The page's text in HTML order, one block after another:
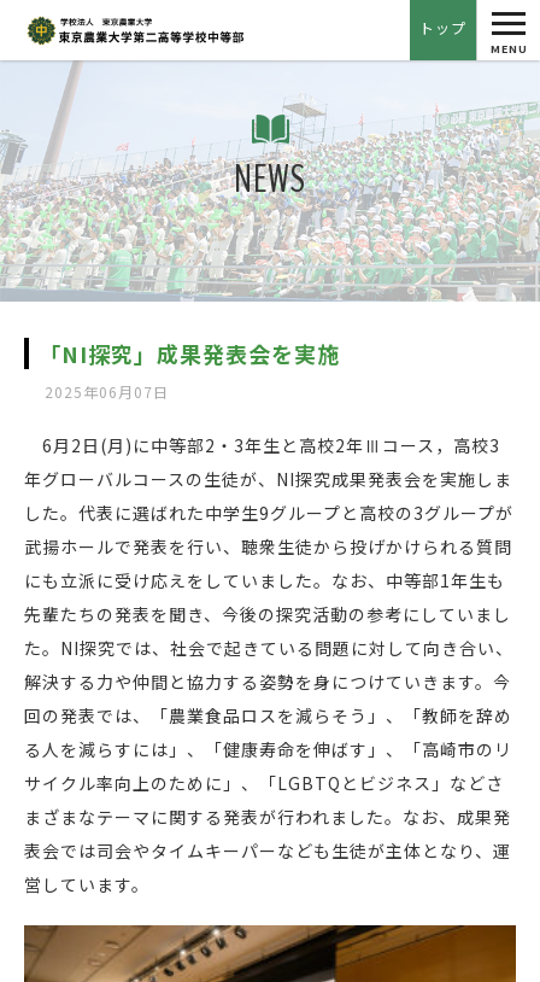
トップ
MENU
NEWS
「NI探究」成果発表会を実施
2025年06月07日
6月2日(月)に中等部2・3年生と高校2年Ⅲコース，高校3
年グローバルコースの生徒が、NI探究成果発表会を実施しま
した。代表に選ばれた中学生9グループと高校の3グループが
武揚ホールで発表を行い、聴衆生徒から投げかけられる質問
にも立派に受け応えをしていました。なお、中等部1年生も
先輩たちの発表を聞き、今後の探究活動の参考にしていまし
た。NI探究では、社会で起きている問題に対して向き合い、
解決する力や仲間と協力する姿勢を身につけていきます。今
回の発表では、「農業食品ロスを減らそう」、「教師を辞め
る人を減らすには」、「健康寿命を伸ばす」、「高崎市のリ
サイクル率向上のために」、「LGBTQとビジネス」などさ
まざまなテーマに関する発表が行われました。なお、成果発
表会では司会やタイムキーパーなども生徒が主体となり、運
営しています。